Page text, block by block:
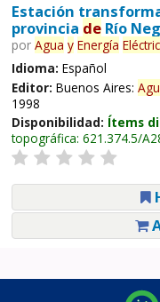
Estación
provincia deRío
por Agua y Energía
Idioma: Español
Editor: Buenos Aires:
1998
Disponibilidad: Ítems
topográfica: 621.374.5/